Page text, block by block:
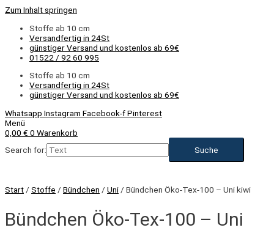
Zum Inhalt springen
Stoffe ab 10 cm
Versandfertig in 24St
günstiger Versand und kostenlos ab 69€
01522 / 92 60 995
Stoffe ab 10 cm
Versandfertig in 24St
günstiger Versand und kostenlos ab 69€
Whatsapp Instagram Facebook-fPinterest
Menü
0,00 € 0 Warenkorb
Search for:
Start / Stoffe / Bündchen / Uni / Bündchen Öko-Tex-100 – Uni kiwi
Bündchen Öko-Tex-100 – Uni